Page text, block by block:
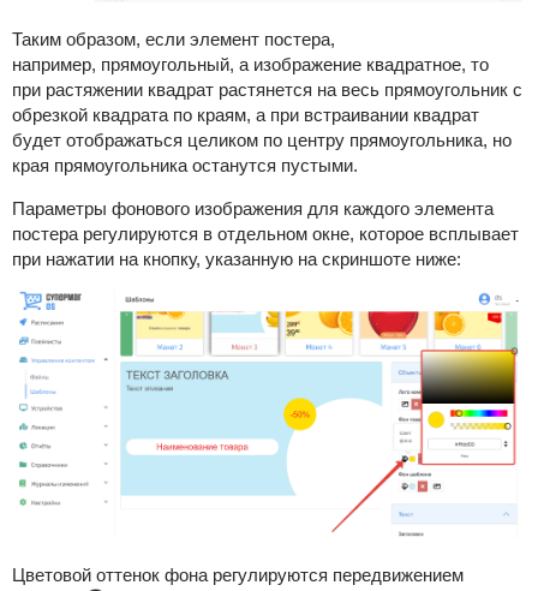
Таким образом, если элемент постера,
например, прямоугольный, а изображение квадратное, то
при растяжении квадрат растянется на весь прямоугольник с
обрезкой квадрата по краям, а при встраивании квадрат
будет отображаться целиком по центру прямоугольника, но
края прямоугольника останутся пустыми.
Параметры фонового изображения для каждого элемента
постера регулируются в отдельном окне, которое всплывает
при нажатии на кнопку, указанную на скриншоте ниже:
Цветовой оттенок фона регулируются передвижением